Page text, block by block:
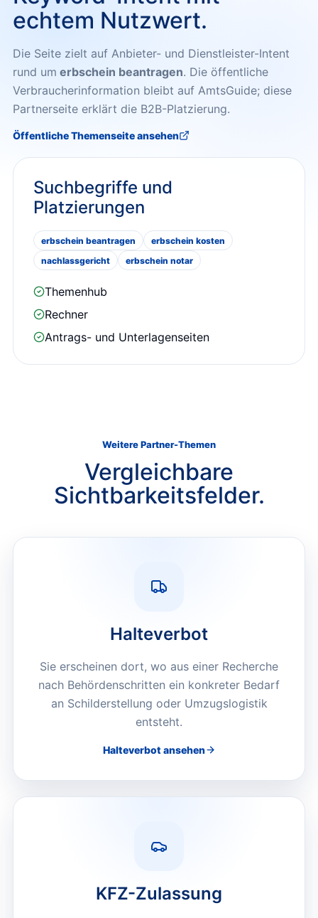
echtem Nutzwert.
Die Seite zielt auf Anbieter- und Dienstleister-Intent
rund um erbschein beantragen. Die öffentliche
Verbraucherinformation bleibt auf AmtsGuide; diese
Partnerseite erklärt die B2B-Platzierung.
Öffentliche Themenseite ansehen
Suchbegriffe und
Platzierungen
erbschein beantragen
erbschein kosten
nachlassgericht
erbschein notar
Themenhub
Rechner
Antrags- und Unterlagenseiten
Weitere Partner-Themen
Vergleichbare
Sichtbarkeitsfelder.
Halteverbot
Sie erscheinen dort, wo aus einer Recherche
nach Behördenschritten ein konkreter Bedarf
an Schilderstellung oder Umzugslogistik
entsteht.
Halteverbot ansehen
KFZ-Zulassung